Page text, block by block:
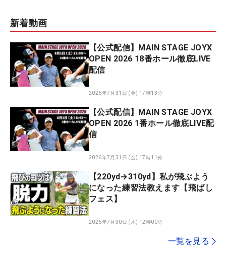
新着動画
【公式配信】MAIN STAGE JOYX
OPEN 2026 18番ホール徹底LIVE
配信
2026年7月31日 (金) 17時13分
【公式配信】MAIN STAGE JOYX
OPEN 2026 1番ホール徹底LIVE配
信
2026年7月31日 (金) 17時11分
【220yd→310yd】私が飛ぶよう
になった練習法教えます【飛ばし
フェス】
2026年7月30日 (木) 12時00分
一覧を見る